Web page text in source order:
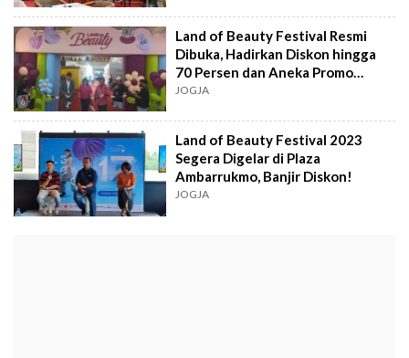
Land of Beauty Festival Resmi
Dibuka, Hadirkan Diskon hingga
70 Persen dan Aneka Promo
Menarik
JOGJA
Land of Beauty Festival 2023
Segera Digelar di Plaza
Ambarrukmo, Banjir Diskon!
JOGJA